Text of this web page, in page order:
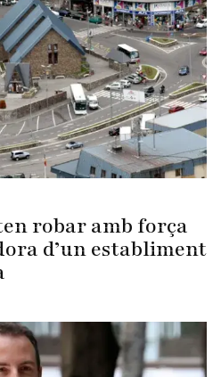
robar amb força
d’un establiment